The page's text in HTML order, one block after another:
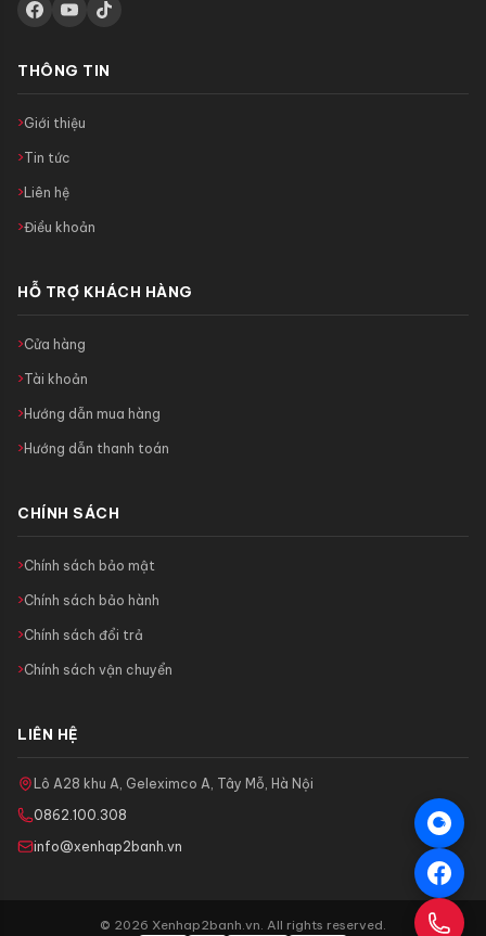
THÔNG TIN
Giới thiệu
Tin tức
Liên hệ
Điều khoản
HỖ TRỢ KHÁCH HÀNG
Cửa hàng
Tài khoản
Hướng dẫn mua hàng
Hướng dẫn thanh toán
CHÍNH SÁCH
Chính sách bảo mật
Chính sách bảo hành
Chính sách đổi trả
Chính sách vận chuyển
LIÊN HỆ
Lô A28 khu A, Geleximco A, Tây Mỗ, Hà Nội
0862.100.308
info@xenhap2banh.vn
© 2026 Xenhap2banh.vn. All rights reserved.